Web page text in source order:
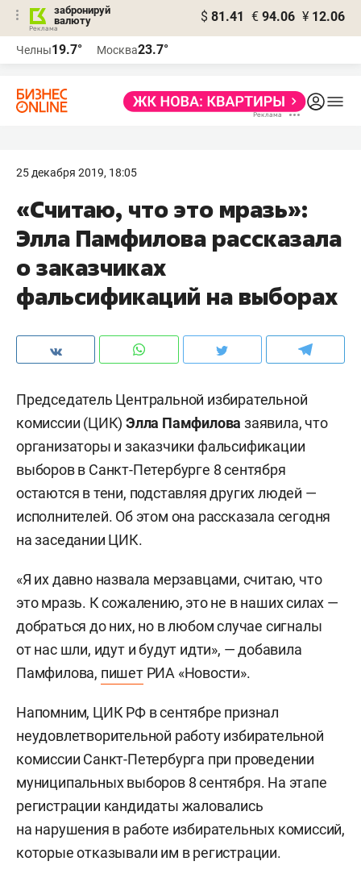
забронируй
валюту
$ 81.41 € 94.06 ¥ 12.06
Челны19.7° Москва23.7°
25 декабря 2019, 18:05
«Считаю, что это мразь»:
Элла Памфилова рассказала
о заказчиках
фальсификаций на выборах
Председатель Центральной избирательной
комиссии (ЦИК)Элла Памфилова заявила, что
организаторы и заказчики фальсификации
выборов в Санкт-Петербурге 8 сентября
остаются в тени, подставляя других людей —
исполнителей. Об этом она рассказала сегодня
на заседании ЦИК.
«Я их давно назвала мерзавцами, считаю, что
это мразь. К сожалению, это не в наших силах —
добраться до них, но в любом случае сигналы
от нас шли, идут и будут идти», — добавила
Памфилова, пишетРИА «Новости».
Напомним, ЦИК РФ в сентябре признал
неудовлетворительной работу избирательной
комиссии Санкт-Петербурга при проведении
муниципальных выборов 8 сентября. На этапе
регистрации кандидаты жаловались
на нарушения в работе избирательных комиссий,
которые отказывали им в регистрации.